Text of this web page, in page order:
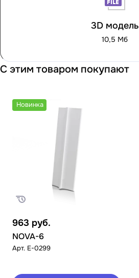
3D модель
10,5 Мб
С этим товаром покупают
Новинка
963 руб.
NOVA-6
Арт. E-0299